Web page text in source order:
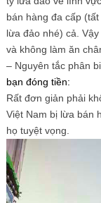
bán hàng đa cấp
lừa đảo nhé) cả.
và không làm ăn
– Nguyên tắc phân
bạn đóng tiền:
Rất đơn giản phải
Việt Nam bị lừa bán
họ tuyệt vọng.